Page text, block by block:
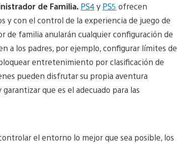
de Familia. PS4y PS5 ofrecen
y con el control de la experiencia de juego de
de familia anularán cualquier configuración de
a los padres, por ejemplo, configurar límites de
entretenimiento por clasificación de
pueden disfrutar su propia aventura
que es el adecuado para las
el entorno lo mejor que sea posible, los